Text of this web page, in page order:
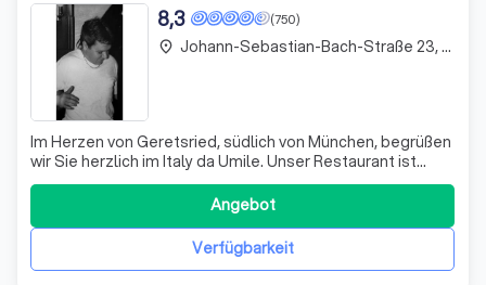
(750)
8,3
Im Herzen von Geretsried, südlich von München, begrüßen
wir Sie herzlich im Italy da Umile. Unser Restaurant ist
bekannt für seine authentische italienische und
internationale Küche, die von unserem Küchenchef Umile
Amodio mit Leidenschaft und Hingabe zubereitet wird. Wir
bieten eine breite PaletteVerfügbarkeit
Angebot
place Johann-Sebastian-Bach-Straße 23, Geretsried